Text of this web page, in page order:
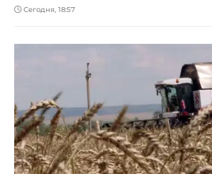
Сегодня, 18:57